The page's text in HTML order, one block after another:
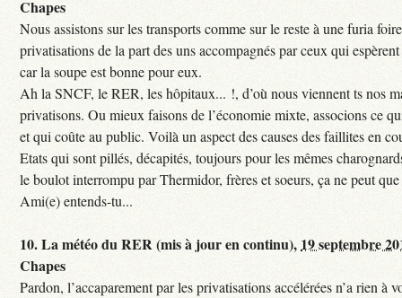
Chapes
Nous assistons sur les transports comme sur le reste à une furia
privatisations de la part des uns accompagnés par ceux qui
car la soupe est bonne pour eux.
Ah la SNCF, le RER, les hôpitaux... !, d’où nous viennent ts nos
privatisons. Ou mieux faisons de l’économie mixte, associons ce
et qui coûte au public. Voilà un aspect des causes des faillites en
Etats qui sont pillés, décapités, toujours pour les mêmes
le boulot interrompu par Thermidor, frères et soeurs, ça ne peut
Ami(e) entends-tu...
10.La météo du RER (mis à jour en continu), 19 septembre
Chapes
Pardon, l’accaparement par les privatisations accélérées n’a rien à